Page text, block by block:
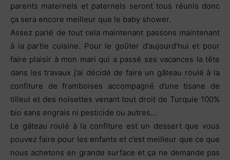
parents maternels et paternels seront tous réunis donc
ça sera encore meilleur que le baby shower.
Assez parlé de tout cela maintenant passons maintenant
à la partie cuisine. Pour le goûter d’aujourd’hui et pour
faire plaisir à mon mari qui a passé ses vacances la tête
dans les travaux j’ai décidé de faire un gâteau roulé à la
confiture de framboises accompagné d’une tisane de
tilleul et des noisettes venant tout droit de Turquie 100%
bio sans engrais ni pesticide ou autres…
Le gâteau roulé à la confiture est un dessert que vous
pouvez faire pour les enfants et c’est meilleur que ce que
nous achetons en grande surface et ça ne demande pas